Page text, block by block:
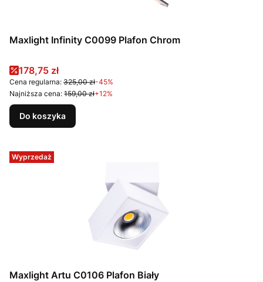
Maxlight Infinity C0099 Plafon Chrom
Cena promocyjna
178,75 zł
Cena regularna: 325,00 zł-45%
Najniższa cena: 159,00 zł+12%
Do koszyka
Wyprzedaż
Maxlight Artu C0106 Plafon Biały